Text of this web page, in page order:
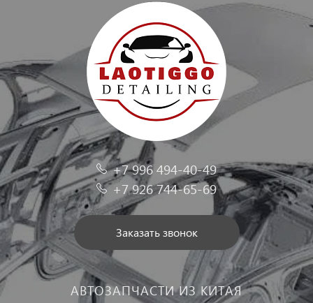
+7 996 494-40-49
+7 926 744-65-69
Заказать звонок
АВТОЗАПЧАСТИ ИЗ КИТАЯ